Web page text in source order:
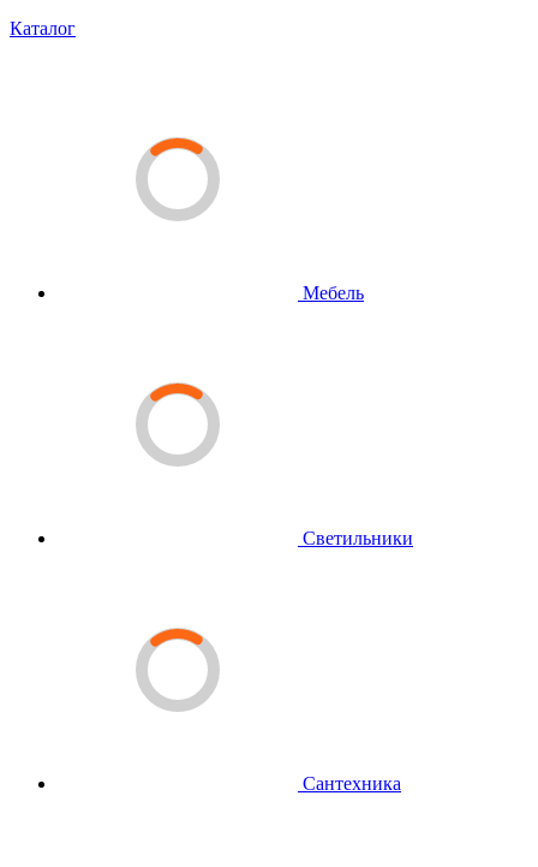
Каталог
Мебель
Светильники
Сантехника